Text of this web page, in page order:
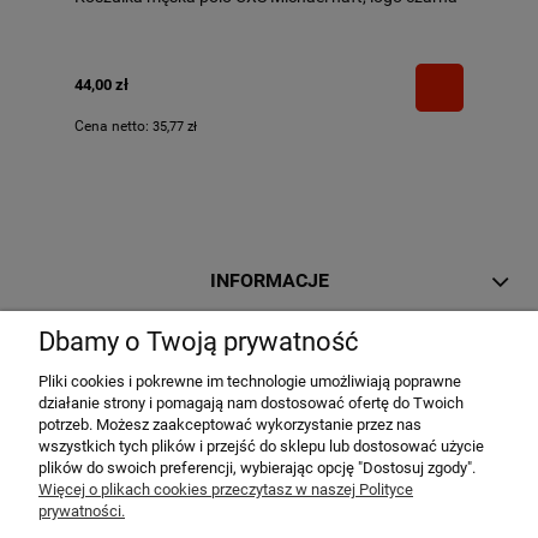
44,00 zł
Cena netto: 35,77 zł
INFORMACJE
MOJE KONTO
PŁATNOŚCI I DOSTAWA
Dbamy o Twoją prywatność
Pliki cookies i pokrewne im technologie umożliwiają poprawne
działanie strony i pomagają nam dostosować ofertę do Twoich
potrzeb. Możesz zaakceptować wykorzystanie przez nas
wszystkich tych plików i przejść do sklepu lub dostosować użycie
plików do swoich preferencji, wybierając opcję "Dostosuj zgody".
Więcej o plikach cookies przeczytasz w naszej Polityce
prywatności.